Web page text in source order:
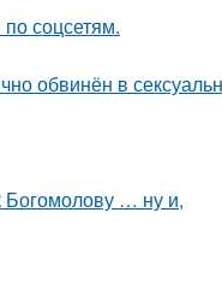
соцсетям.
обвинён в
Богомолову … ну и,